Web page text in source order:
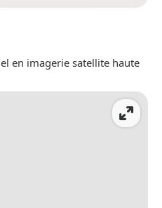
en imagerie satellite haute